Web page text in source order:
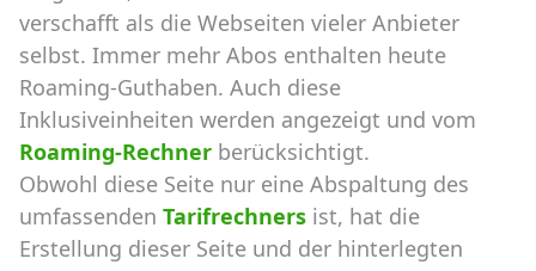
verschafft als die Webseiten vieler Anbieter
selbst. Immer mehr Abos enthalten heute
Roaming-Guthaben. Auch diese
Inklusiveinheiten werden angezeigt und vom
Roaming-Rechner berücksichtigt.
Obwohl diese Seite nur eine Abspaltung des
umfassenden Tarifrechners ist, hat die
Erstellung dieser Seite und der hinterlegten